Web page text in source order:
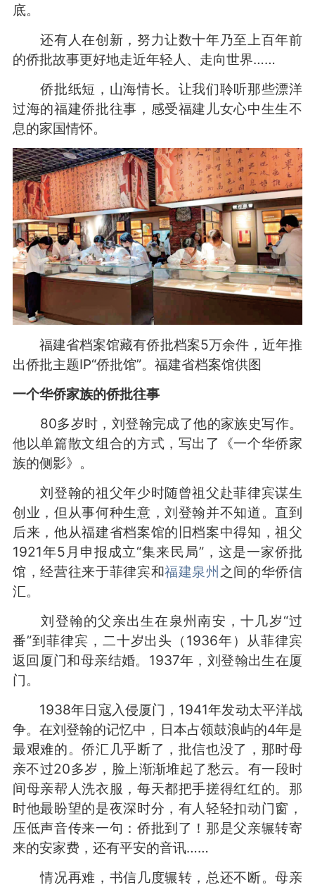
底。
还有人在创新，努力让数十年乃至上百年前
的侨批故事更好地走近年轻人、走向世界……
侨批纸短，山海情长。让我们聆听那些漂洋
过海的福建侨批往事，感受福建儿女心中生生不
息的家国情怀。
福建省档案馆藏有侨批档案5万余件，近年推
出侨批主题IP“侨批馆”。福建省档案馆供图
一个华侨家族的侨批往事
80多岁时，刘登翰完成了他的家族史写作。
他以单篇散文组合的方式，写出了《一个华侨家
族的侧影》。
刘登翰的祖父年少时随曾祖父赴菲律宾谋生
创业，但从事何种生意，刘登翰并不知道。直到
后来，他从福建省档案馆的旧档案中得知，祖父
1921年5月申报成立“集来民局”，这是一家侨批
馆，经营往来于菲律宾和福建泉州 之间的华侨信
汇。
刘登翰的父亲出生在泉州南安，十几岁“过
番”到菲律宾，二十岁出头（1936年）从菲律宾
返回厦门和母亲结婚。1937年，刘登翰出生在厦
门。
1938年日寇入侵厦门，1941年发动太平洋战
争。在刘登翰的记忆中，日本占领鼓浪屿的4年是
最艰难的。侨汇几乎断了，批信也没了，那时母
亲不过20多岁，脸上渐渐堆起了愁云。有一段时
间母亲帮人洗衣服，每天都把手搓得红红的。那
时他最盼望的是夜深时分，有人轻轻扣动门窗，
压低声音传来一句：侨批到了！那是父亲辗转寄
来的安家费，还有平安的音讯……
情况再难，书信几度辗转，总还不断。母亲